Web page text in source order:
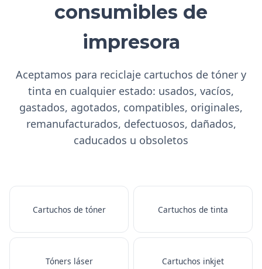
consumibles de
impresora
Aceptamos para reciclaje cartuchos de tóner y
tinta en cualquier estado: usados, vacíos,
gastados, agotados, compatibles, originales,
remanufacturados, defectuosos, dañados,
caducados u obsoletos
Cartuchos de tóner Cartuchos de tinta
Tóners láser Cartuchos inkjet